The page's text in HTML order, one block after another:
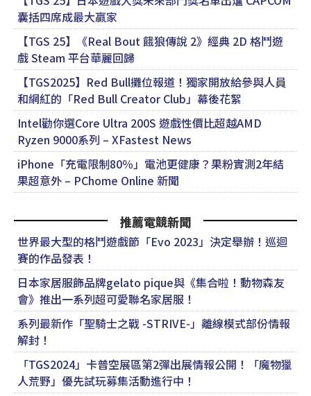
囊括四席成最大贏家
【TGS 25】《Real Bout 餓狼傳說 2》經典 2D 格鬥遊
戲 Steam 平台華麗回歸
【TGS2025】Red Bull攤位報道！獨家開放給參與人員
和網紅的「Red Bull Creator Club」幕後花絮
Intel勸你選Core Ultra 200S 遊戲性價比超越AMD
Ryzen 9000系列 – XFastest News
iPhone「充電限制80％」電池更健康？果粉實測2年結
果超意外 – PChome Online 新聞
推薦電競新聞
世界最大型的格鬥遊戲節「Evo 2023」決定舉辦！巡迴
賽的作品發表！
日本家居服飾品牌gelato pique與《集合啦！動物森友
會》推出一系列超可愛聯名家居服！
系列最新作「聖騎士之戰 -STRIVE-」離線模式部份情報
解封！
「TGS2024」卡普空展區第2彈出展情報公開！「魔物獵
人荒野」優先試玩募集活動進行中！